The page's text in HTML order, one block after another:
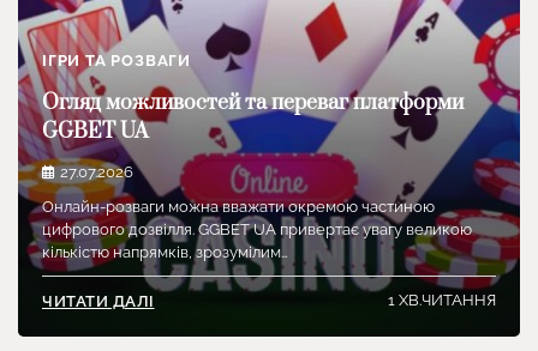
ІГРИ ТА РОЗВАГИ
Огляд можливостей та переваг платформи
GGBET UA
27.07.2026
Онлайн-розваги можна вважати окремою частиною
цифрового дозвілля. GGBET UA привертає увагу великою
кількістю напрямків, зрозумілим…
ЧИТАТИ ДАЛІ 1 ХВ.ЧИТАННЯ